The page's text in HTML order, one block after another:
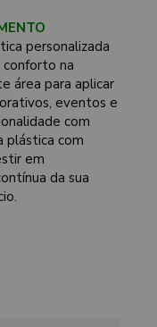
personalizada
na
área para aplicar
eventos e
com
plástica com
em
da sua